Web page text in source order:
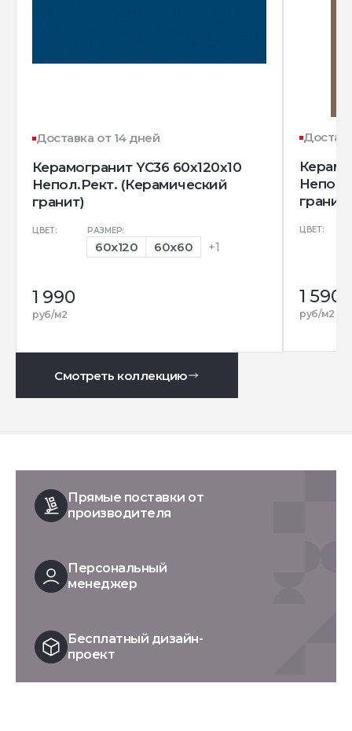
Доставка от 14 дней
Керамогранит YC36 60x120x10
Непол.Рект. (Керамический
гранит)
ЦВЕТ: РАЗМЕР:
60x120 60x60 +1
1 990
руб/м2
гранит)
ЦВЕТ:
1 590
руб/м2
Смотреть коллекцию
Прямые поставки от
производителя
Персональный
менеджер
Бесплатный дизайн-
проект